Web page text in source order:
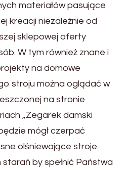
materiałów pasujące
kreacji niezależnie od
sklepowej oferty
W tym również znane i
na domowe
stroju można oglądać w
na stronie
„Zegarek damski
mógł czerpać
olśniewające stroje.
starań by spełnić Państwa